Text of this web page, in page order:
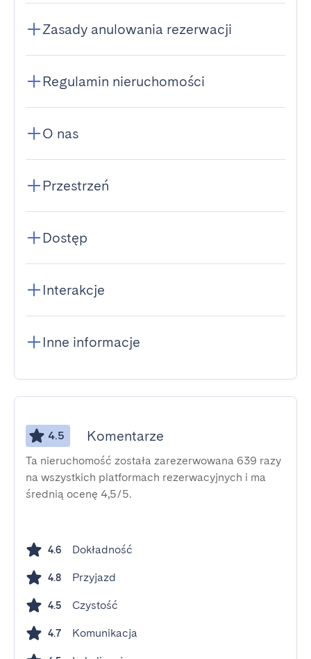
Zasady anulowania rezerwacji
Regulamin nieruchomości
O nas
Przestrzeń
Dostęp
Interakcje
Inne informacje
4.5 Komentarze
Ta nieruchomość została zarezerwowana 639 razy
na wszystkich platformach rezerwacyjnych i ma
średnią ocenę 4,5/5.
4.6 Dokładność
4.8 Przyjazd
4.5 Czystość
4.7 Komunikacja